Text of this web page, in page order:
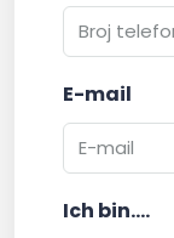
E-mail
Ich bin....